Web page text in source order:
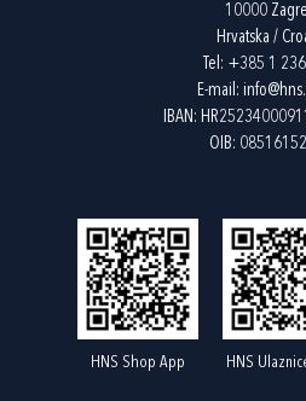
10000
Hrvatska /
Tel: +385 1
E-mail:
IBAN:
OIB:
HNS Shop App HNS